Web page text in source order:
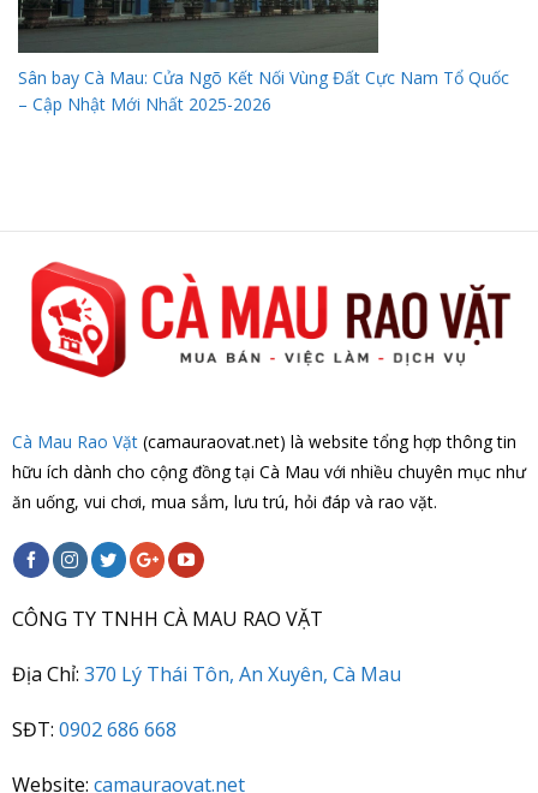
Sân bay Cà Mau: Cửa Ngõ Kết Nối Vùng Đất Cực Nam Tổ Quốc
– Cập Nhật Mới Nhất 2025-2026
Cà Mau Rao Vặt (camauraovat.net) là website tổng hợp thông tin
hữu ích dành cho cộng đồng tại Cà Mau với nhiều chuyên mục như
ăn uống, vui chơi, mua sắm, lưu trú, hỏi đáp và rao vặt.
CÔNG TY TNHH CÀ MAU RAO VẶT
Địa Chỉ: 370 Lý Thái Tôn, An Xuyên, Cà Mau
SĐT: 0902 686 668
Website: camauraovat.net